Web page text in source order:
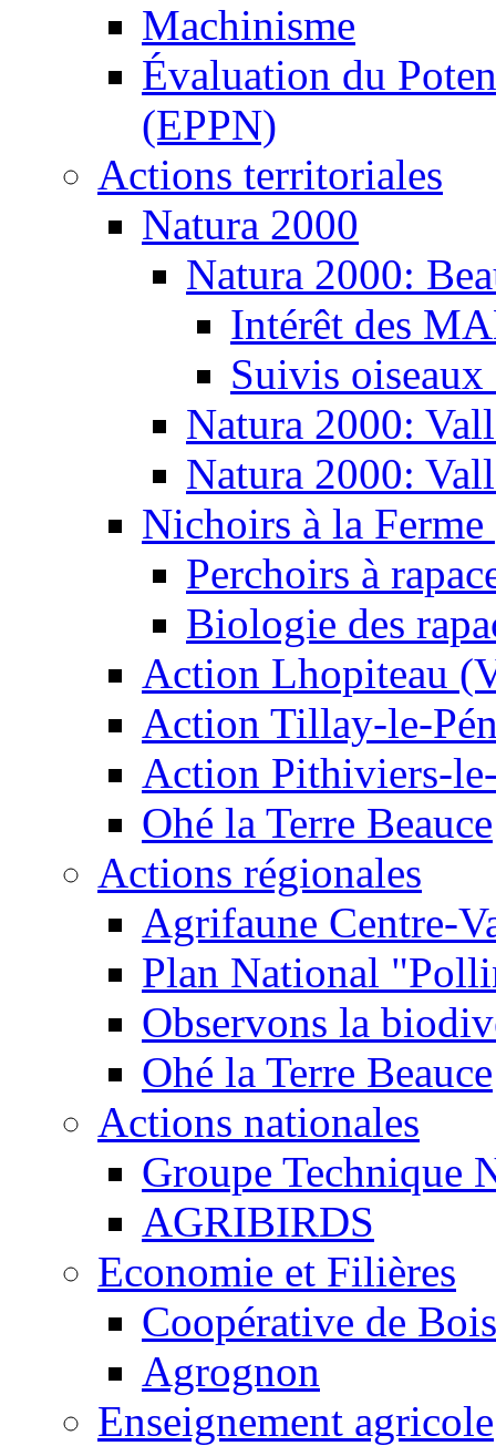
Machinisme
Évaluation du
(EPPN)
Actions territoriales
Natura 2000
Natura 2000:
Intérêt des
Suivis oiseaux
Natura 2000:
Natura 2000:
Nichoirs à la
Perchoirs à
Biologie des
Action Lhopiteau
Action Tillay-le-
Action Pithiviers-
Ohé la Terre Beauce
Actions régionales
Agrifaune Centre-
Plan National
Observons la
Ohé la Terre Beauce
Actions nationales
Groupe Technique
AGRIBIRDS
Economie et Filières
Coopérative de
Agrognon
Enseignement agricole